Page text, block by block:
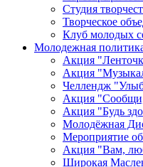
Студия
Творческое
Клуб молодых
Молодежная
Акция
Акция
Челлендж
Акция
Акция "Будь
Молодёжная
Мероприятие об
Акция "Вам,
Широкая